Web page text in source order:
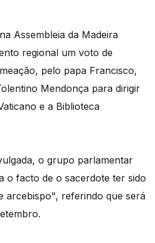
Assembleia da Madeira
regional um voto de
pelo papa Francisco,
Mendonça para dirigir
e a Biblioteca
o grupo parlamentar
o facto de o sacerdote ter sido
arcebispo", referindo que será